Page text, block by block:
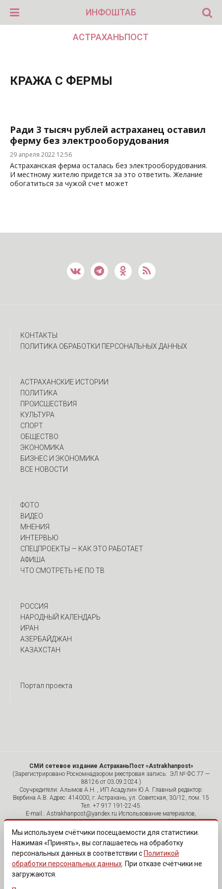
ИНФОШТАБ
АСТРАХАНЬПОСТ
КРАЖА С ФЕРМЫ
Ради 3 тысяч рублей астраханец оставил
ферму без электрооборудования
29 апреля 2022 12:56
Астраханская ферма осталась без электрооборудования.
И местному жителю придется за это ответить. Желание
обогатиться за чужой счет может
КОНТАКТЫ
ПОЛИТИКА ОБРАБОТКИ ПЕРСОНАЛЬНЫХ ДАННЫХ
АСТРАХАНСКИЕ ИСТОРИИ
ПОЛИТИКА
ПРОИСШЕСТВИЯ
КУЛЬТУРА
СПОРТ
ОБЩЕСТВО
ЭКОНОМИКА
БИЗНЕС И ЭКОНОМИКА
ВСЕ НОВОСТИ
ФОТО
ВИДЕО
МНЕНИЯ
ИНТЕРВЬЮ
CПЕЦПРОЕКТЫ — КАК ЭТО РАБОТАЕТ
АФИША
ЧТО СМОТРЕТЬ НЕ ПО ТВ
РОССИЯ
НАРОДНЫЙ КАЛЕНДАРЬ
ИРАН
АЗЕРБАЙДЖАН
КАЗАХСТАН
Портал проекта
СМИ сетевое издание АстраханьПост «Astrakhanpost»
(Зарегистрировано Роскомнадзором реестровая запись: ЭЛ № ФС 77 —
88126 от 03.09.2024.)
Соучредители: Алымов А.Н. , ИП Асадулин Ю.А. Главный редактор:
Вербина А.В. Адрес: 414000, г. Астрахань, ул. Советская, 30/12, пом. 15
Тел. +7 917 191-22-45.
E-mail.: Astrakhanpost@yandex.ru Использование материалов,
размещенных на страницах сетевого издания «Astrakhanpost»,
допускается исключительно с указанием источника и публикацией
активной гиперссылки на портал Astrakhanpost.ru. Комментарии
читателей сайта размещаются без предварительного редактирования.
Редакция оставляет за собой право удалить их с сайта или
отредактировать, если указанные сообщения нарушают законы РФ.
«САЙТ ПРЕДНАЗНАЧЕН ДЛЯ АУДИТОРИИ 18+»
Мы используем счётчики посещаемости для статистики.
Нажимая «Принять», вы соглашаетесь на обработку
персональных данных в соответствии с Политикой
обработки персональных данных . При отказе счётчики не
загружаются.